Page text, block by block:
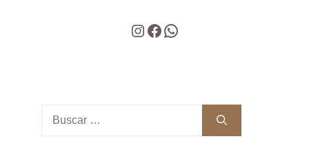
Instagram
Facebook
WhatsApp